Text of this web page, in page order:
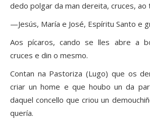
dedo polgar da man dereita, cruces, ao
—Jesús, María e José, Espíritu Santo e
Aos pícaros, cando se lles abre a
cruces e din o mesmo.
Contan na Pastoriza (Lugo) que os
criar un home e que houbo un da
daquel concello que criou un
quería.